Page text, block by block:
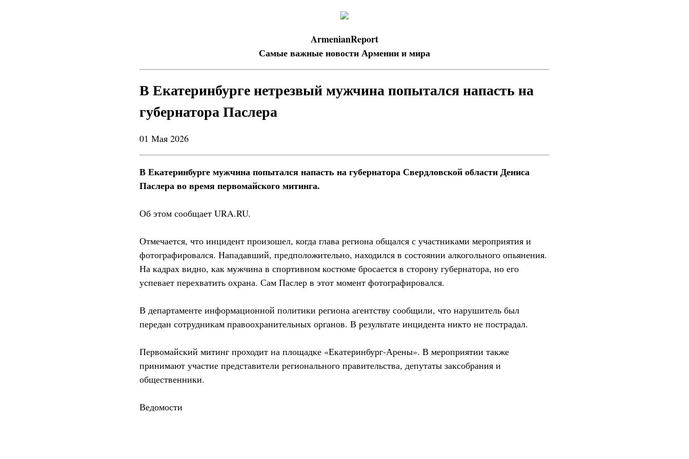
ArmenianReport
Самые важные новости Армении и мира
В Екатеринбурге нетрезвый мужчина попытался напасть на
губернатора Паслера
01 Мая 2026
В Екатеринбурге мужчина попытался напасть на губернатора Свердловской области Дениса
Паслера во время первомайского митинга.
Об этом сообщает URA.RU.
Отмечается, что инцидент произошел, когда глава региона общался с участниками мероприятия и
фотографировался. Нападавший, предположительно, находился в состоянии алкогольного опьянения.
На кадрах видно, как мужчина в спортивном костюме бросается в сторону губернатора, но его
успевает перехватить охрана. Сам Паслер в этот момент фотографировался.
В департаменте информационной политики региона агентству сообщили, что нарушитель был
передан сотрудникам правоохранительных органов. В результате инцидента никто не пострадал.
Первомайский митинг проходит на площадке «Екатеринбург-Арены». В мероприятии также
принимают участие представители регионального правительства, депутаты заксобрания и
общественники.
Ведомости